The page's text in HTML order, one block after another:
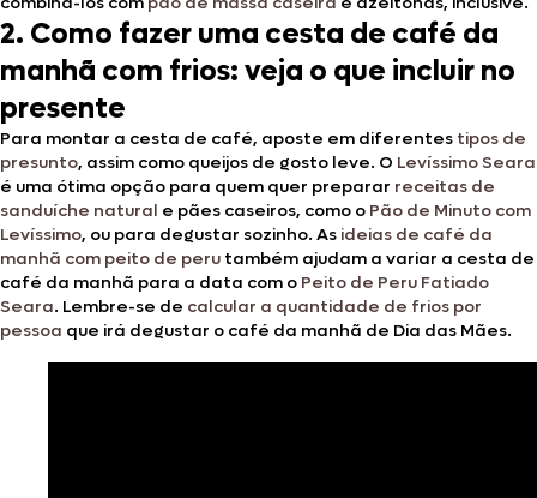
2. Como fazer uma cesta de café da
manhã com frios: veja o que incluir no
presente
Para montar a cesta de café, aposte em diferentes tipos de
presunto, assim como queijos de gosto leve. O Levíssimo Seara
é uma ótima opção para quem quer preparar receitas de
sanduíche natural e pães caseiros, como o Pão de Minuto com
Levíssimo, ou para degustar sozinho. As ideias de café da
manhã com peito de peru também ajudam a variar a cesta de
café da manhã para a data com o Peito de Peru Fatiado
Seara. Lembre-se de calcular a quantidade de frios por
pessoa que irá degustar o café da manhã de Dia das Mães.